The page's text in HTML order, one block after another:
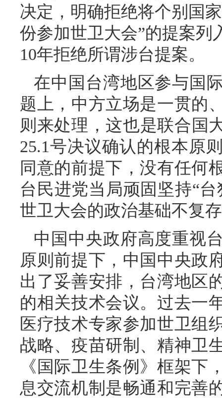
决定，明确拒绝将个别国
份参加世卫大会”的提案列
10年拒绝所谓涉台提案。
在中国台湾地区参与国
题上，中方立场是一贯的
则来处理，这也是联合国
25.1号决议确认的根本原
同意的前提下，没有任何
台民进党当局顽固坚持“
世卫大会的政治基础不复
中国中央政府高度重视
原则前提下，中国中央政
出了妥善安排，台湾地区
的相关技术会议。过去一
医疗技术专家参加世卫组
战略、疫苗研制、精神卫
《国际卫生条例》框架下
息交流机制是畅通和完善